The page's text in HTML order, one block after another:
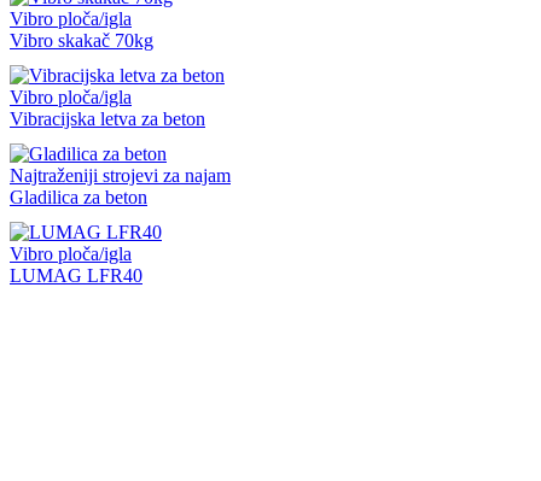
Vibro ploča/igla
Vibro skakač 70kg
Vibro ploča/igla
Vibracijska letva za beton
Najtraženiji strojevi za najam
Gladilica za beton
Vibro ploča/igla
LUMAG LFR40